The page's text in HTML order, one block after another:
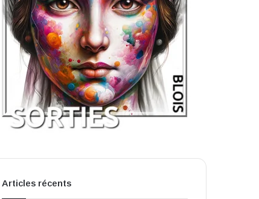
Articles récents